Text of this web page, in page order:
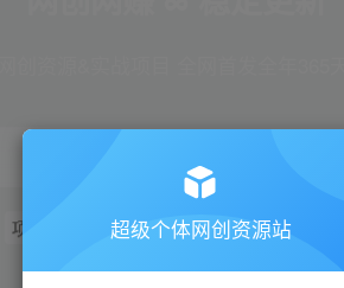
项目 引流 短视频 小红书
超级个体网创资源站